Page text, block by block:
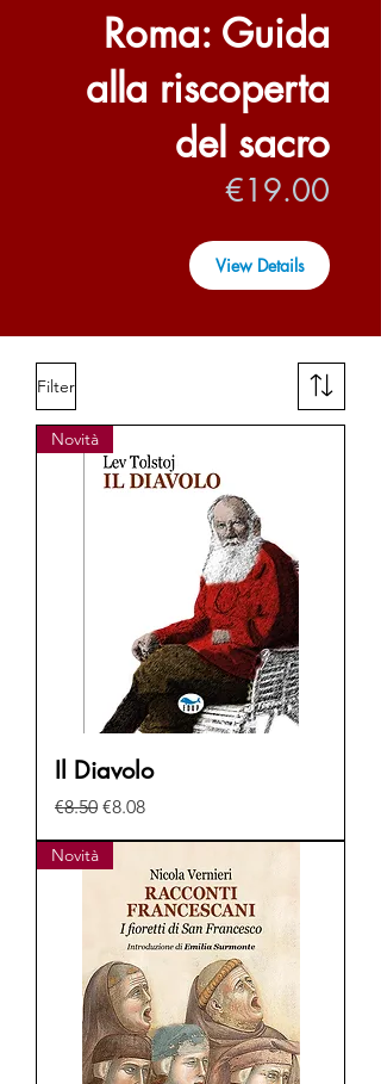
Roma: Guida
alla riscoperta
del sacro
€19.00
View Details
Filter
Novità
Il Diavolo
Regular Price
€8.50 Sale Price
€8.08
Novità